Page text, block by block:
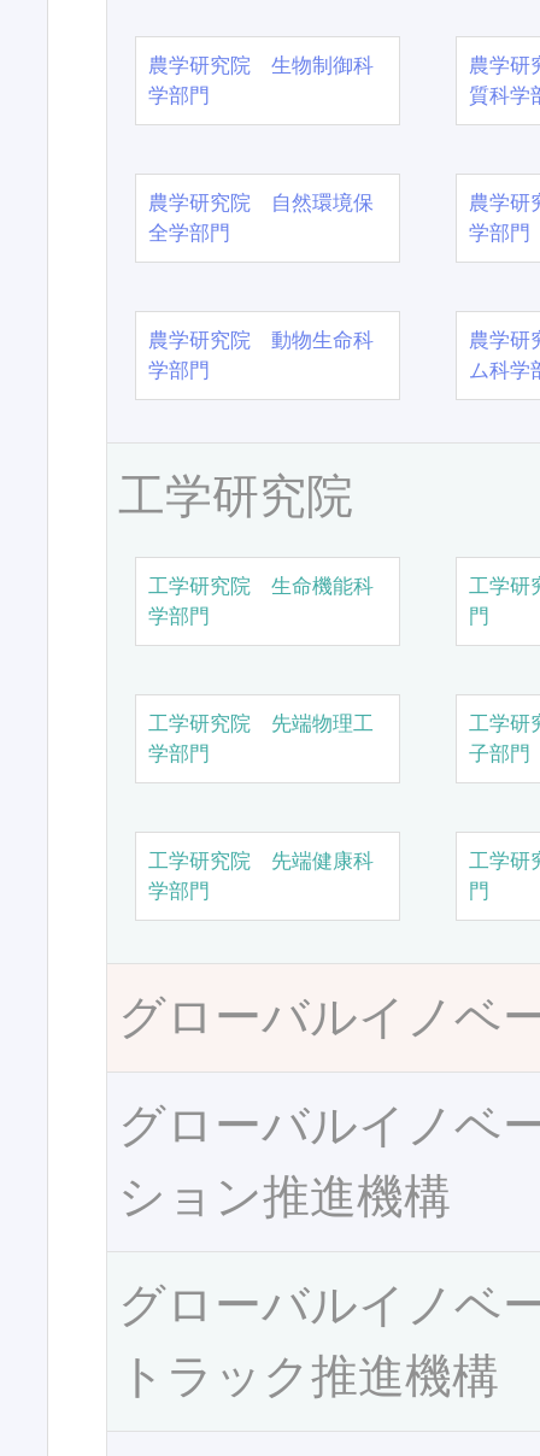
農学研究院 生物制御科
学部門
農学
質科学
農学研究院 自然環境保
全学部門
農学
学部門
農学研究院 動物生命科
学部門
農学
ム科学
工学研究院
工学研究院 生命機能科
学部門
工学研
門
工学研究院 先端物理工
学部門
工学研
子部門
工学研究院 先端健康科
学部門
工学研
門
グローバルイノベ
グローバルイノベ
ション推進機構
グローバルイノベ
トラック推進機構